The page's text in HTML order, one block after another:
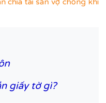
chia tài sản vợ chồng khi
giấy tờ gì?